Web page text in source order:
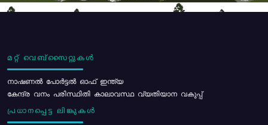
മറ്റ് വെബ്സൈറ്റുകൾ
നാഷണൽ പോർട്ടൽ ഓഫ് ഇന്ത്യ
കേന്ദ്ര വനം പരിസ്ഥിതി കാലാവസ്ഥ വ്യതിയാന വകുപ്പ്
പ്രധാനപ്പെട്ട ലിങ്കുകൾ